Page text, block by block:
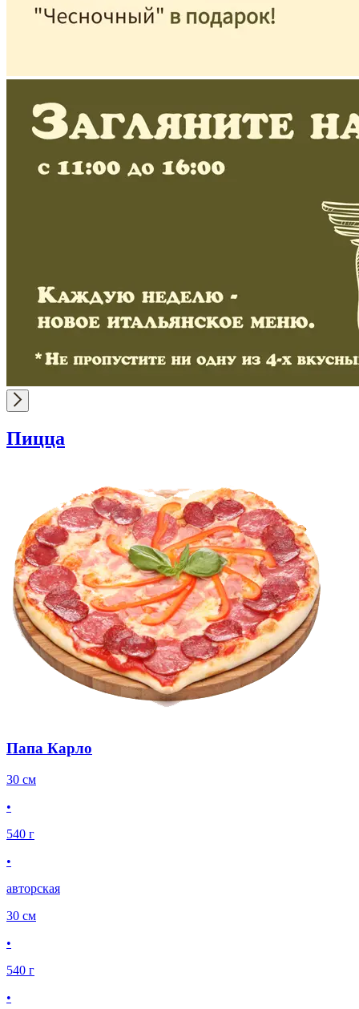
Пицца
Папа Карло
30 см
•
540 г
•
авторская
30 см
•
540 г
•